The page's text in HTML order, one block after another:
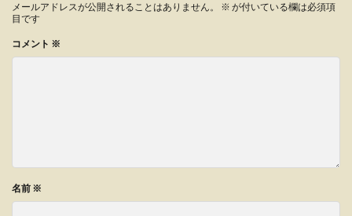
メールアドレスが公開されることはありません。 ※ が付いている欄は必須項
目です
コメント ※
名前 ※